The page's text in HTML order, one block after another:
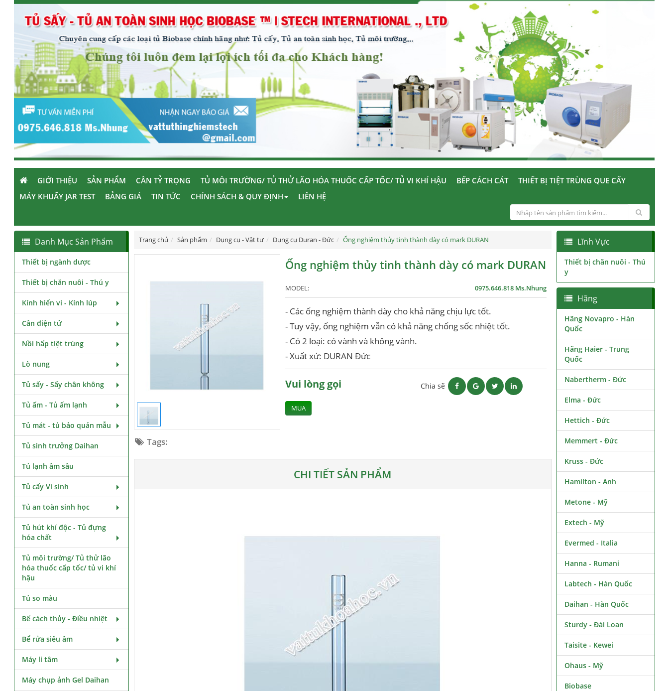
GIỚI THIỆU SẢN PHẨM CÂN TỶ TRỌNG TỦ MÔI TRƯỜNG/ TỦ THỬ LÃO HÓA THUỐC CẤP TỐC/ TỦ VI KHÍ HẬU BẾP CÁCH CÁT
THIẾT BỊ TIỆT TRÙNG QUE CẤY
MÁY KHUẤY JAR TEST
BẢNG GIÁ TIN TỨC CHÍNH SÁCH & QUY ĐỊNH LIÊN HỆ
Trang chủ Sản phẩm Dụng cụ - Vật tư Dụng cụ Duran - Đức Ống nghiệm thủy tinh thành dày có mark DURAN
Ống nghiệm thủy tinh thành dày có mark DURAN
MODEL: 0975.646.818 Ms.Nhung
- Các ống nghiệm thành dày cho khả năng chịu lực tốt.
- Tuy vậy, ống nghiệm vẫn có khả năng chống sốc nhiệt tốt.
- Có 2 loại: có vành và không vành.
- Xuất xứ: DURAN Đức
Vui lòng gọi
MUA
Chia sẽ
Tags:
CHI TIẾT SẢN PHẨM
Danh Mục Sản Phẩm
Thiết bị ngành dược
Thiết bị chăn nuôi - Thú y
Kính hiển vi - Kính lúp
Cân điện tử
Nồi hấp tiệt trùng
Lò nung
Tủ sấy - Sấy chân không
Tủ ấm - Tủ ấm lạnh
Tủ mát - tủ bảo quản mẫu
Tủ sinh trưởng Daihan
Tủ lạnh âm sâu
Tủ cấy Vi sinh
Tủ an toàn sinh học
Tủ hút khí độc - Tủ đựng
hóa chất
Tủ môi trường/ Tủ thử lão
hóa thuốc cấp tốc/ tủ vi khí
hậu
Tủ so màu
Bể cách thủy - Điều nhiệt
Bể rửa siêu âm
Máy li tâm
Máy chụp ảnh Gel Daihan
Lĩnh Vực
Thiết bị chăn nuôi - Thú
y
Hãng
Hãng Novapro - Hàn
Quốc
Hãng Haier - Trung
Quốc
Nabertherm - Đức
Elma - Đức
Hettich - Đức
Memmert - Đức
Kruss - Đức
Hamilton - Anh
Metone - Mỹ
Extech - Mỹ
Evermed - Italia
Hanna - Rumani
Labtech - Hàn Quốc
Daihan - Hàn Quốc
Sturdy - Đài Loan
Taisite - Kewei
Ohaus - Mỹ
Biobase